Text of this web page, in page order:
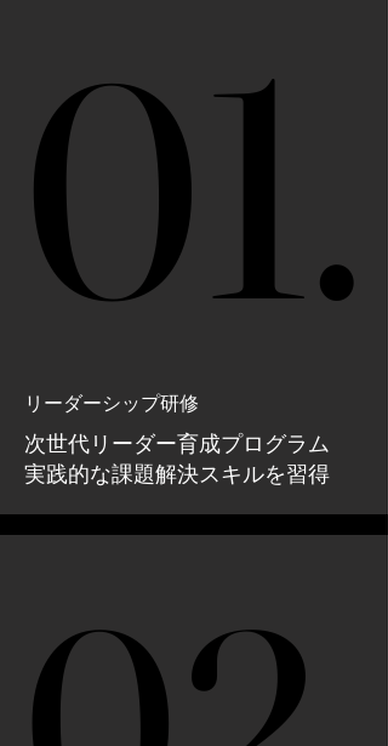
01.
01.
リーダーシップ研修
次世代リーダー育成プログラム
実践的な課題解決スキルを習得